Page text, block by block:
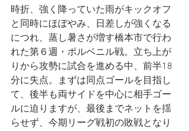
時折、強く降っていた雨がキックオフ
と同時にほぼやみ、日差しが強くなる
につれ、蒸し暑さが増す橋本市で行わ
れた第６週・ポルベニル戦。立ち上が
りから攻勢に試合を進める中、前半18
分に失点。まずは同点ゴールを目指し
て、後半も両サイドを中心に相手ゴー
ルに迫りますが、最後までネットを揺
らせず、今期リーグ戦初の敗戦となり